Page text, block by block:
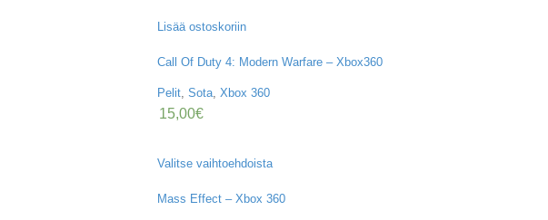
Lisää ostoskoriin
Call Of Duty 4: Modern Warfare – Xbox360
Pelit, Sota, Xbox 360
15,00€
Valitse vaihtoehdoista
Mass Effect – Xbox 360